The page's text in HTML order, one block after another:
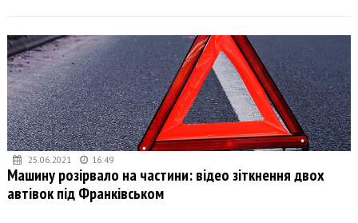
25.06.2021 16:49
Машину розірвало на частини: відео зіткнення двох
автівок під Франківськом